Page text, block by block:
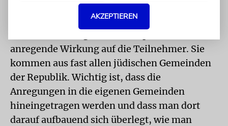
die positive Stimmung des Gemeindetags mit
nach Hause nehmen?
anregende Wirkung auf die Teilnehmer. Sie
kommen aus fast allen jüdischen Gemeinden
der Republik. Wichtig ist, dass die
Anregungen in die eigenen Gemeinden
hineingetragen werden und dass man dort
darauf aufbauend sich überlegt, wie man
AKZEPTIEREN